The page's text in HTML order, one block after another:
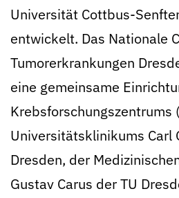
Universität Cottbus-
entwickelt. Das Nationale
Tumorerkrankungen
eine gemeinsame
Krebsforschungszentrums
Universitätsklinikums Carl
Dresden, der
Gustav Carus der TU